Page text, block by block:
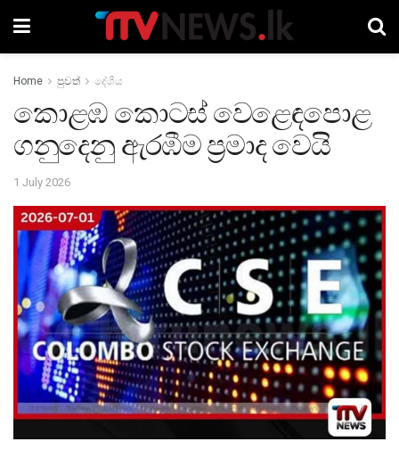
Home පුවත් දේශීය
කොළඹ කොටස් වෙළෙඳපොළ
ගනුදෙනු ඇරඹීම ප්‍රමාද වෙයි
1 July 2026